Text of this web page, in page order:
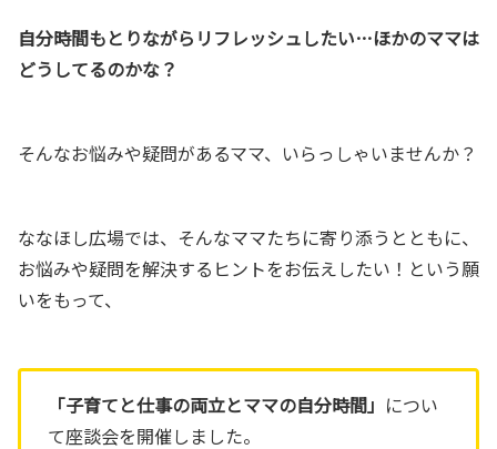
自分時間もとりながらリフレッシュしたい…ほかのママは
どうしてるのかな？
そんなお悩みや疑問があるママ、いらっしゃいませんか？
ななほし広場では、そんなママたちに寄り添うとともに、
お悩みや疑問を解決するヒントをお伝えしたい！という願
いをもって、
「子育てと仕事の両立とママの自分時間」 につい
て座談会を開催しました。